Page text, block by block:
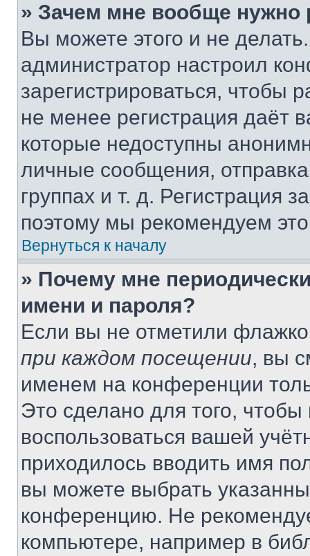
» Зачем мне вообще нужно
Вы можете этого и не
администратор настроил
зарегистрироваться, чтобы
не менее регистрация даёт
которые недоступны
личные сообщения,
группах и т. д. Регистрация
поэтому мы рекомендуем
Вернуться к началу
» Почему мне
имени и пароля?
Если вы не отметили
при каждом посещении, вы
именем на конференции
Это сделано для того, чтобы
воспользоваться вашей
приходилось вводить имя
вы можете выбрать
конференцию. Не
компьютере, например в